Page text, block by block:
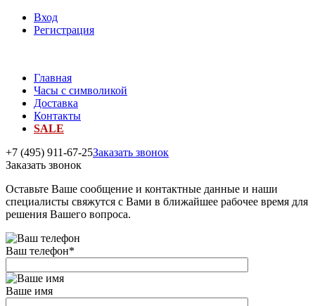
Вход
Регистрация
Главная
Часы с символикой
Доставка
Контакты
SALE
+7 (495) 911-67-25Заказать звонок
Заказать звонок
Оставьте Ваше сообщение и контактные данные и наши
специалисты свяжутся с Вами в ближайшее рабочее время для
решения Вашего вопроса.
Ваш телефон*
Ваше имя